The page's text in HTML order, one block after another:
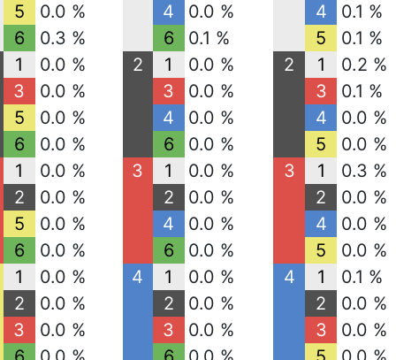
5
0.0 %
6
0.3 %
1
0.0 %
3
0.0 %
5
0.0 %
6
0.0 %
1
0.0 %
2
0.0 %
5
0.0 %
6
0.0 %
1
0.0 %
2
0.0 %
3
0.0 %
4
0.0 %
6
0.1 %
2
1
0.0 %
3
0.0 %
4
0.0 %
6
0.0 %
3
1
0.0 %
2
0.0 %
4
0.0 %
6
0.0 %
4
1
0.0 %
2
0.0 %
3
0.0 %
4
0.1 %
5
0.1 %
2
1
0.2 %
3
0.1 %
4
0.0 %
5
0.0 %
3
1
0.3 %
2
0.0 %
4
0.0 %
5
0.0 %
4
1
0.1 %
2
0.0 %
3
0.0 %